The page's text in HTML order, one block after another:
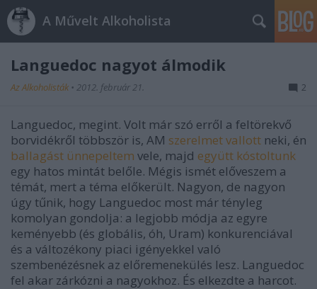
A Művelt Alkoholista
Languedoc nagyot álmodik
Az Alkoholisták • 2012. február 21. 2
Languedoc, megint. Volt már szó erről a feltörekvő
borvidékről többször is, AM szerelmet vallott neki, én
ballagást ünnepeltem vele, majd együtt kóstoltunk
egy hatos mintát belőle. Mégis ismét előveszem a
témát, mert a téma előkerült. Nagyon, de nagyon
úgy tűnik, hogy Languedoc most már tényleg
komolyan gondolja: a legjobb módja az egyre
keményebb (és globális, óh, Uram) konkurenciával
és a változékony piaci igényekkel való
szembenézésnek az előremenekülés lesz. Languedoc
fel akar zárkózni a nagyokhoz. És elkezdte a harcot.